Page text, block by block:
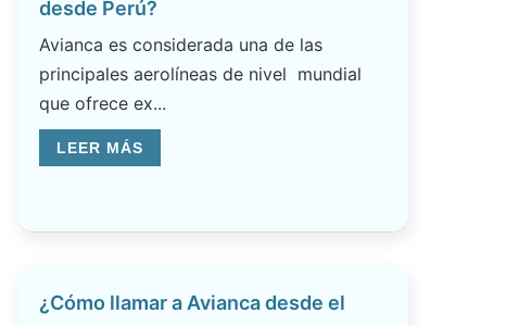
desde Perú?
Avianca es considerada una de las
principales aerolíneas de nivel mundial
que ofrece ex...
LEER MÁS
¿Cómo llamar a Avianca desde el